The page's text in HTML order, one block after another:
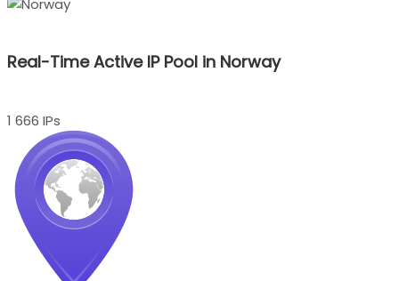
Real-Time Active IP Pool in Norway
1 666 IPs